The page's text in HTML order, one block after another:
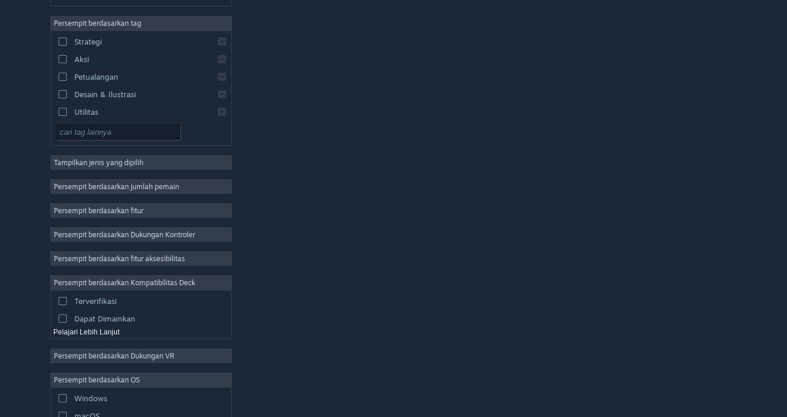
Persempit berdasarkan tag
Strategi
Aksi
Petualangan
Desain & Ilustrasi
Utilitas
F2P
MMO
Indie
Kasual
Simulasi
Produksi Video
Pengeditan Foto
Tampilkan jenis yang dipilih
Persempit berdasarkan jumlah pemain
Persempit berdasarkan fitur
Persempit berdasarkan Dukungan Kontroler
Persempit berdasarkan fitur aksesibilitas
Persempit berdasarkan Kompatibilitas Deck
Terverifikasi
Dapat Dimainkan
Pelajari Lebih Lanjut
Persempit berdasarkan Dukungan VR
Persempit berdasarkan OS
Windows